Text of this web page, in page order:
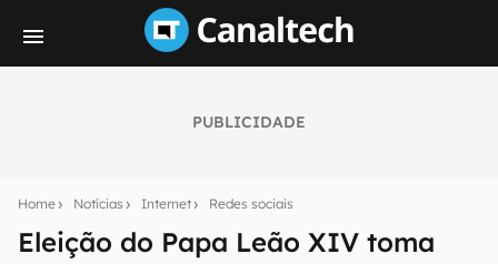
PUBLICIDADE
Home Notícias Internet Redes sociais
Eleição do Papa Leão XIV toma
notícias e reviews sobre tecnologia em primeira
mão.